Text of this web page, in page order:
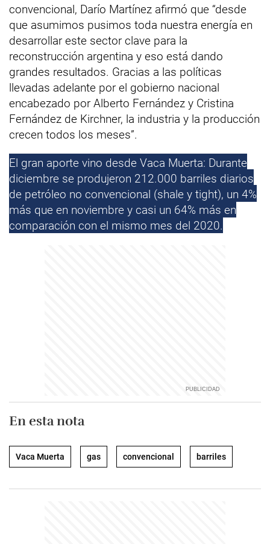
convencional, Darío Martínez afirmó que “desde
que asumimos pusimos toda nuestra energía en
desarrollar este sector clave para la
reconstrucción argentina y eso está dando
grandes resultados. Gracias a las políticas
llevadas adelante por el gobierno nacional
encabezado por Alberto Fernández y Cristina
Fernández de Kirchner, la industria y la producción
crecen todos los meses”.
El gran aporte vino desde Vaca Muerta: Durante
diciembre se produjeron 212.000 barriles diarios
de petróleo no convencional (shale y tight), un 4%
más que en noviembre y casi un 64% más en
comparación con el mismo mes del 2020.
En esta nota
Vaca Muerta gas convencional barriles